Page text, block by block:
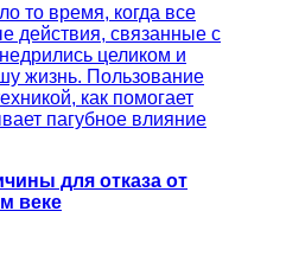
то время, когда все
действия, связанные с
целиком и
жизнь. Пользование
как помогает
пагубное влияние
для отказа от
веке